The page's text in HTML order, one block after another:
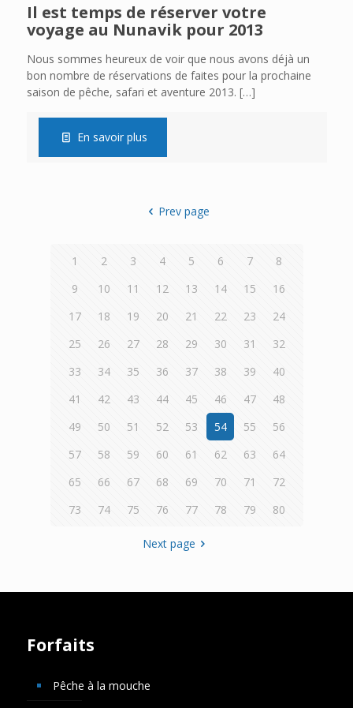
Il est temps de réserver votre
voyage au Nunavik pour 2013
Nous sommes heureux de voir que nous avons déjà un
bon nombre de réservations de faites pour la prochaine
saison de pêche, safari et aventure 2013. […]
En savoir plus
Prev page
1 2 3 4 5 6 7
8
9
10 11 12 13 14 15
16
17
18 19 20 21 22 23
24
25
26 27 28 29 30 31
32
33
34 35 36 37 38 39
40
41
42 43 44 45 46 47
48
49
50 51 52 53 54 55
56
57
58 59 60 61 62 63
64
65
66 67 68 69 70 71
72
73
74 75 76 77 78 79 80
Next page
Forfaits
Pêche à la mouche